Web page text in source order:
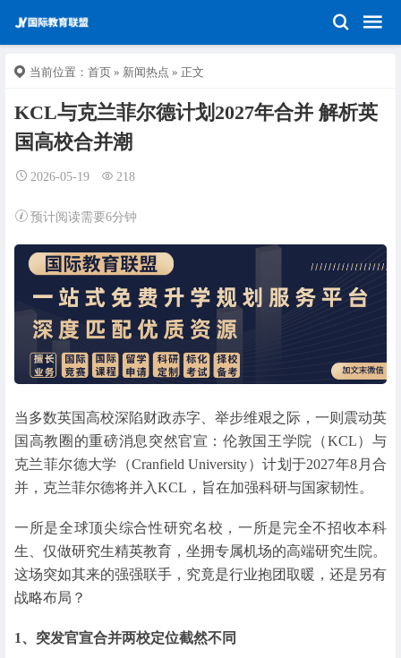
当前位置： 首页 » 新闻热点 » 正文
KCL与克兰菲尔德计划2027年合并 解析英
国高校合并潮
2026-05-19 218
预计阅读需要6分钟
当多数英国高校深陷财政赤字、举步维艰之际，一则震动英
国高教圈的重磅消息突然官宣：伦敦国王学院（KCL）与
克兰菲尔德大学（Cranfield University）计划于2027年8月合
并，克兰菲尔德将并入KCL，旨在加强科研与国家韧性。
一所是全球顶尖综合性研究名校，一所是完全不招收本科
生、仅做研究生精英教育，坐拥专属机场的高端研究生院。
这场突如其来的强强联手，究竟是行业抱团取暖，还是另有
战略布局？
1、 突发官宣合并两校定位截然不同